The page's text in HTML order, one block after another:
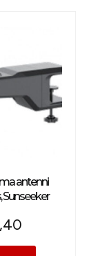
antenni
Sunseeker